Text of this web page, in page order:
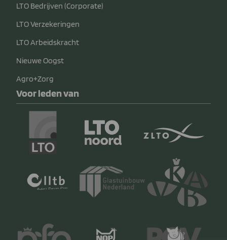
LTO Bedrijven (Corporate)
LTO Verzekeringen
LTO Arbeidskracht
Nieuwe Oogst
Agro+Zorg
Voor leden van